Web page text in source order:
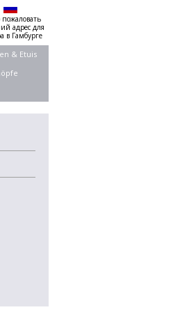
пожаловать
адрес для
в Гамбурге
& Etuis